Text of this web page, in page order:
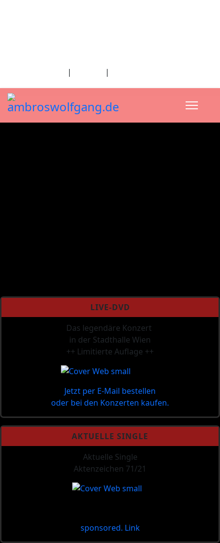
| |
LIVE-DVD
Das legendäre Konzert
in der Stadthalle Wien
++ Limitierte Auflage ++
Jetzt per E-Mail bestellen
oder bei den Konzerten kaufen.
AKTUELLE SINGLE
Aktuelle Single
Aktenzeichen 71/21
sponsored. Link